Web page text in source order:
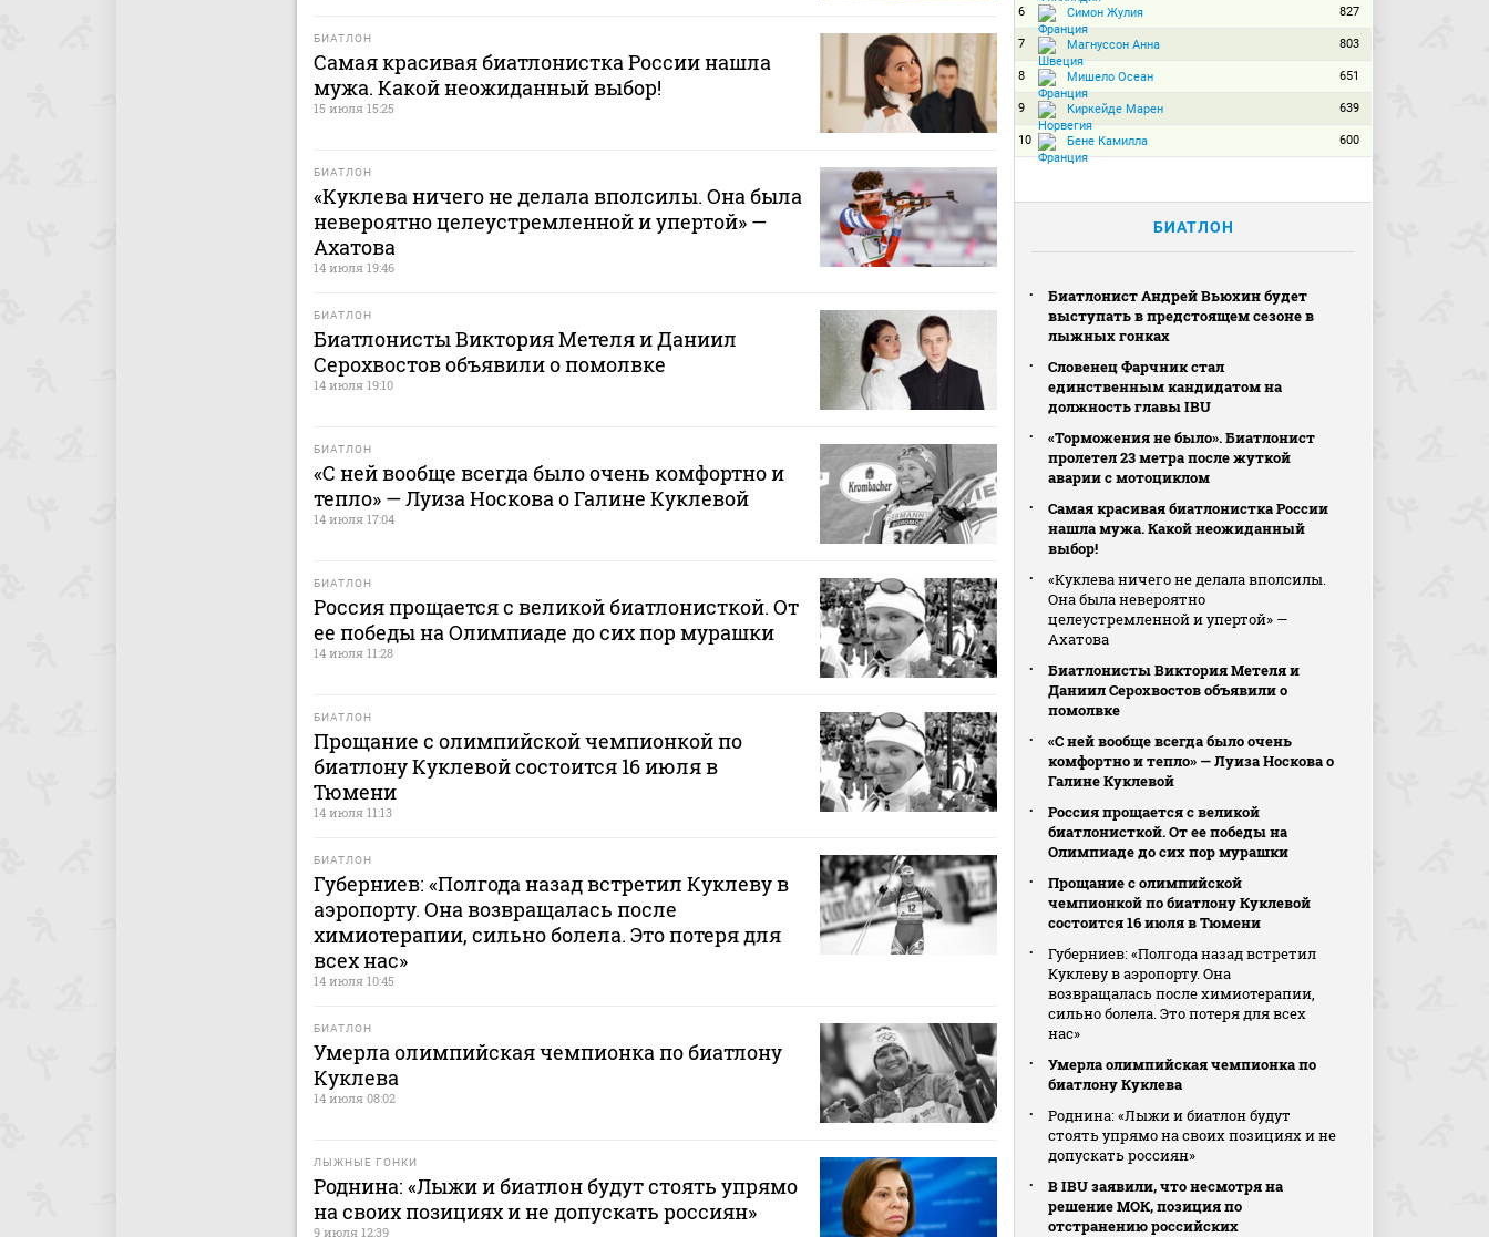
БИАТЛОН
Самая красивая биатлонистка России нашла
мужа. Какой неожиданный выбор!
15 июля 15:25
БИАТЛОН
«Куклева ничего не делала вполсилы. Она была
невероятно целеустремленной и упертой» —
Ахатова
14 июля 19:46
БИАТЛОН
Биатлонисты Виктория Метеля и Даниил
Серохвостов объявили о помолвке
14 июля 19:10
БИАТЛОН
«С ней вообще всегда было очень комфортно и
тепло» — Луиза Носкова о Галине Куклевой
14 июля 17:04
БИАТЛОН
Россия прощается с великой биатлонисткой. От
ее победы на Олимпиаде до сих пор мурашки
14 июля 11:28
БИАТЛОН
Прощание с олимпийской чемпионкой по
биатлону Куклевой состоится 16 июля в
Тюмени
14 июля 11:13
БИАТЛОН
Губерниев: «Полгода назад встретил Куклеву в
аэропорту. Она возвращалась после
химиотерапии, сильно болела. Это потеря для
всех нас»
14 июля 10:45
БИАТЛОН
Умерла олимпийская чемпионка по биатлону
Куклева
14 июля 08:02
ЛЫЖНЫЕ ГОНКИ
Роднина: «Лыжи и биатлон будут стоять упрямо
на своих позициях и не допускать россиян»
9 июля 12:39
6 Симон Жулия 827
7 Магнуссон Анна 803
8 Мишело Осеан 651
9 Киркейде Марен 639
10 Бене Камилла 600
БИАТЛОН
Биатлонист Андрей Вьюхин будет
выступать в предстоящем сезоне в
лыжных гонках
Словенец Фарчник стал
единственным кандидатом на
должность главы IBU
«Торможения не было». Биатлонист
пролетел 23 метра после жуткой
аварии с мотоциклом
Самая красивая биатлонистка России
нашла мужа. Какой неожиданный
выбор!
«Куклева ничего не делала вполсилы.
Она была невероятно
целеустремленной и упертой» —
Ахатова
Биатлонисты Виктория Метеля и
Даниил Серохвостов объявили о
помолвке
«С ней вообще всегда было очень
комфортно и тепло» — Луиза Носкова о
Галине Куклевой
Россия прощается с великой
биатлонисткой. От ее победы на
Олимпиаде до сих пор мурашки
Прощание с олимпийской
чемпионкой по биатлону Куклевой
состоится 16 июля в Тюмени
Губерниев: «Полгода назад встретил
Куклеву в аэропорту. Она
возвращалась после химиотерапии,
сильно болела. Это потеря для всех
нас»
Умерла олимпийская чемпионка по
биатлону Куклева
Роднина: «Лыжи и биатлон будут
стоять упрямо на своих позициях и не
допускать россиян»
В IBU заявили, что несмотря на
решение МОК, позиция по
отстранению российских